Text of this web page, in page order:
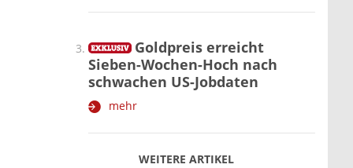
WEITERE ARTIKEL
zurückweiter
Goldpreis erreicht
Sieben-Wochen-Hoch nach
schwachen US-Jobdaten
mehr